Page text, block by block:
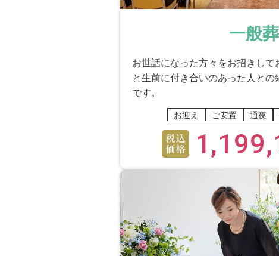
担当エンディングプラン
に思われた点はございまし
後から余計な費用がかかるよ
はい
手際良く進行して頂きました。
祭壇はイメージ通りに飾
故人のイメージに合っていると
一般葬
お世話になった方々をお招きして
と生前に付き合いのあった人と
です。
お迎え ご安置 通夜